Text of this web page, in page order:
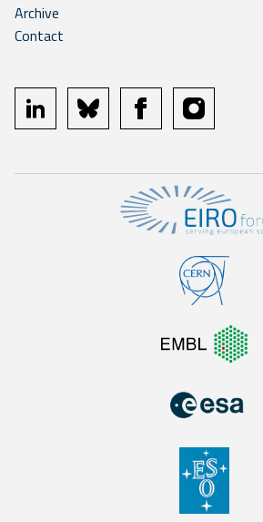
Archive
Contact
linkedin bluesky facebookinstagram